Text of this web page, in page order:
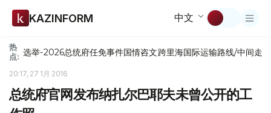
KAZINFORM 中文
热
点: 选举-2026总统府任免事件国情咨文跨里海国际运输路线/中间走廊
20:17, 27 1月 2016
总统府官网发布纳扎尔巴耶夫未曾公开的工